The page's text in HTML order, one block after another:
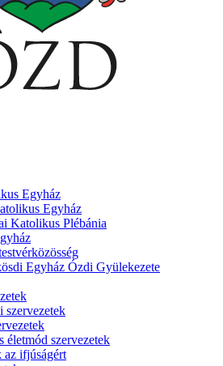
Egyház
Egyház
Katolikus Plébánia
Egyház Ózdi Gyülekezete
szervezetek
életmód szervezetek
ifjúságért